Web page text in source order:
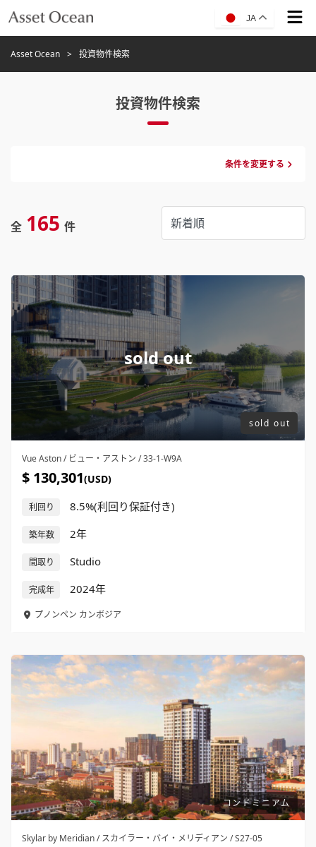
JA
Asset Ocean 投資物件検索
投資物件検索
条件を変更する
全 165 件
sold out
sold out
Vue Aston / ビュー・アストン / 33-1-W9A
$ 130,301(USD)
利回り 8.5%(利回り保証付き)
築年数 2年
間取り Studio
完成年 2024年
プノンペン カンボジア
コンドミニアム
Skylar by Meridian / スカイラー・バイ・メリディアン / S27-05